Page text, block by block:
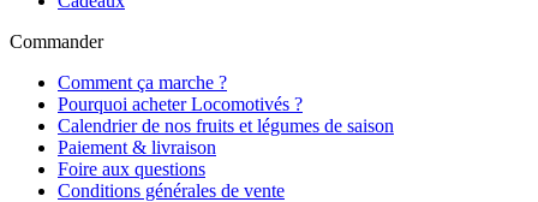
Commander
Comment ça marche ?
Pourquoi acheter Locomotivés ?
Calendrier de nos fruits et légumes de saison
Paiement & livraison
Foire aux questions
Conditions générales de vente